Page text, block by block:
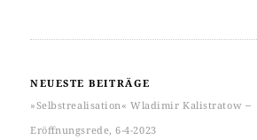
NEUESTE BEITRÄGE
»Selbstrealisation« Wladimir Kalistratow ‒
Eröffnungsrede, 6-4-2023